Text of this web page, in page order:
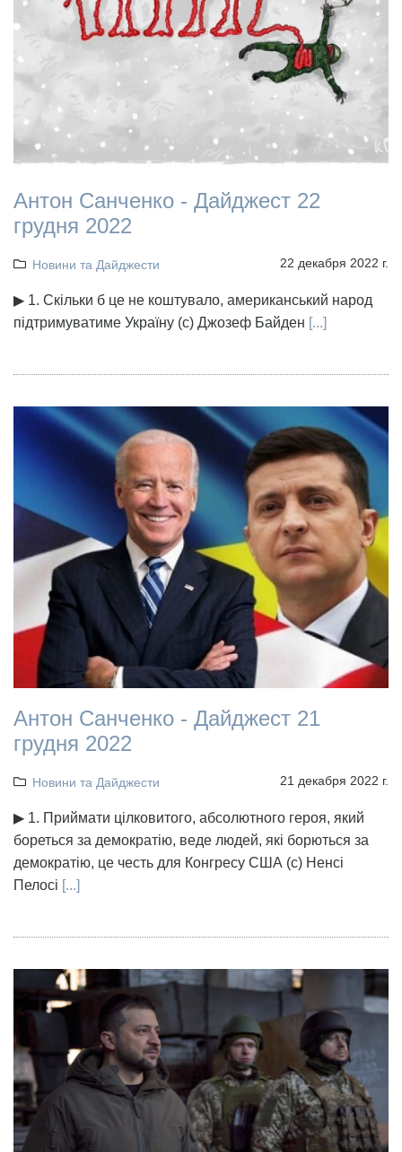
Антон Санченко - Дайджест 22
грудня 2022
Новини та Дайджести 22 декабря 2022 г.
▶ 1. Скільки б це не коштувало, американський народ
підтримуватиме Україну (с) Джозеф Байден [...]
Антон Санченко - Дайджест 21
грудня 2022
Новини та Дайджести 21 декабря 2022 г.
▶ 1. Приймати цілковитого, абсолютного героя, який
бореться за демократію, веде людей, які борються за
демократію, це честь для Конгресу США (с) Ненсі
Пелосі [...]